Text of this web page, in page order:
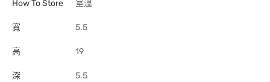
How To Store
室溫
寬 5.5
高 19
深 5.5